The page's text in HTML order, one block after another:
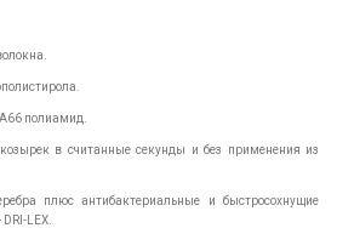
полиамид.
в считанные секунды и без применения из
плюс антибактериальные и быстросохнущие
LEX.